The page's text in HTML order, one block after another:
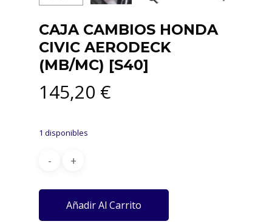
CAJA CAMBIOS HONDA
CIVIC AERODECK
(MB/MC) [S40]
145,20 €
1 disponibles
Añadir Al Carrito